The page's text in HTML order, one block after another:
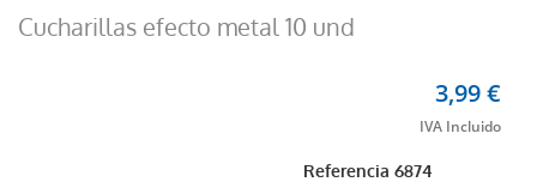
Cucharillas efecto metal 10 und
Referencia6874
3,99 €